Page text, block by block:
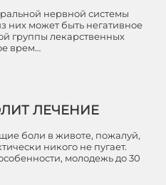
нервной системы
них может быть негативное
группы лекарственных
врем…
ЛЕЧЕНИЕ
боли в животе, пожалуй,
никого не пугает.
молодежь до 30